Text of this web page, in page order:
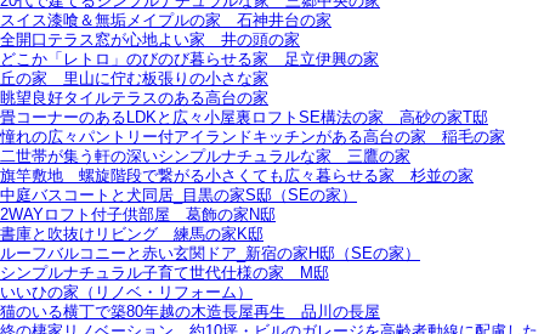
スイス漆喰＆無垢メイプルの家＿石神井台の家
全開口テラス窓が心地よい家＿井の頭の家
どこか「レトロ」のびのび暮らせる家＿足立伊興の家
丘の家＿里山に佇む板張りの小さな家
眺望良好タイルテラスのある高台の家
畳コーナーのあるLDKと広々小屋裏ロフトSE構法の家＿高砂の家T邸
憧れの広々パントリー付アイランドキッチンがある高台の家＿稲毛の家
二世帯が集う軒の深いシンプルナチュラルな家＿三鷹の家
旗竿敷地＿螺旋階段で繋がる小さくても広々暮らせる家＿杉並の家
中庭バスコートと犬同居_目黒の家S邸（SEの家）
2WAYロフト付子供部屋＿葛飾の家N邸
書庫と吹抜けリビング 練馬の家K邸
ルーフバルコニーと赤い玄関ドア_新宿の家H邸（SEの家）
シンプルナチュラル子育て世代仕様の家 M邸
いいひの家（リノベ・リフォーム）
猫のいる横丁で築80年越の木造長屋再生＿品川の長屋